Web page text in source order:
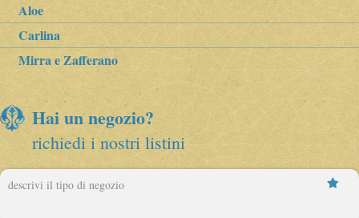
Aloe
Carlina
Mirra e Zafferano
Hai un negozio?
richiedi i nostri listini